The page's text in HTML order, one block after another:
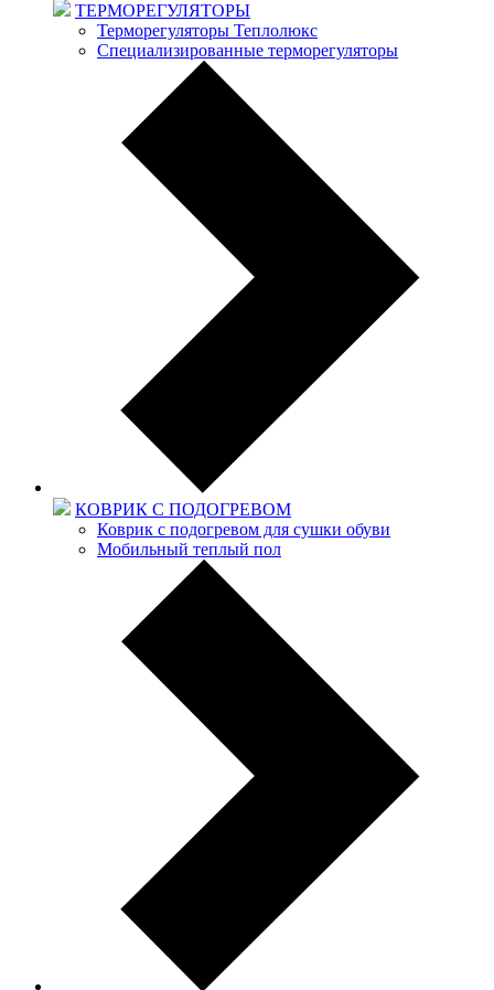
ТЕРМОРЕГУЛЯТОРЫ
Терморегуляторы Теплолюкс
Специализированные терморегуляторы
КОВРИК С ПОДОГРЕВОМ
Коврик с подогревом для сушки обуви
Мобильный теплый пол